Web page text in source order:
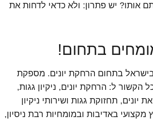
אותו? יש פתרון: ולא כדאי לדחות את
בתחום!
בתחום הרחקת יונים. מספקת
ל: הרחקת יונים, ניקיון גגות,
יונים, תחזוקת גגות ושירותי ניקיון
באדיבות ובמומחיות רבת ניסיון,